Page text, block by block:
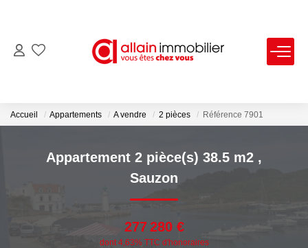
LOCATIONS
ESTIMATION
NOS AGENCES
Accueil Appartements A vendre 2 pièces Référence 7901
Appartement 2 pièce(s) 38.5 m2 ,
Sauzon
277 280 €
dont 4,63% TTC d'honoraires